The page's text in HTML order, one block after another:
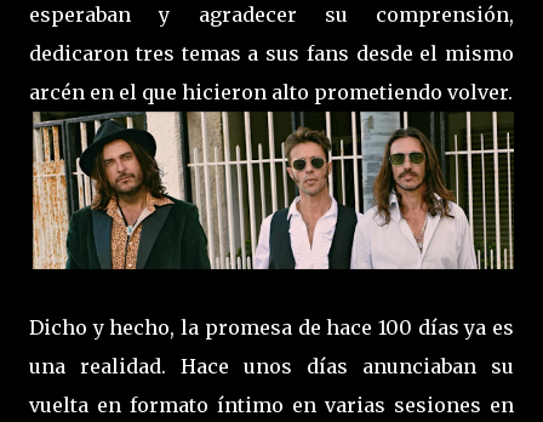
esperaban y agradecer su comprensión,
dedicaron tres temas a sus fans desde el mismo
arcén en el que hicieron alto prometiendo volver.
Dicho y hecho, la promesa de hace 100 días ya es
una realidad. Hace unos días anunciaban su
vuelta en formato íntimo en varias sesiones en